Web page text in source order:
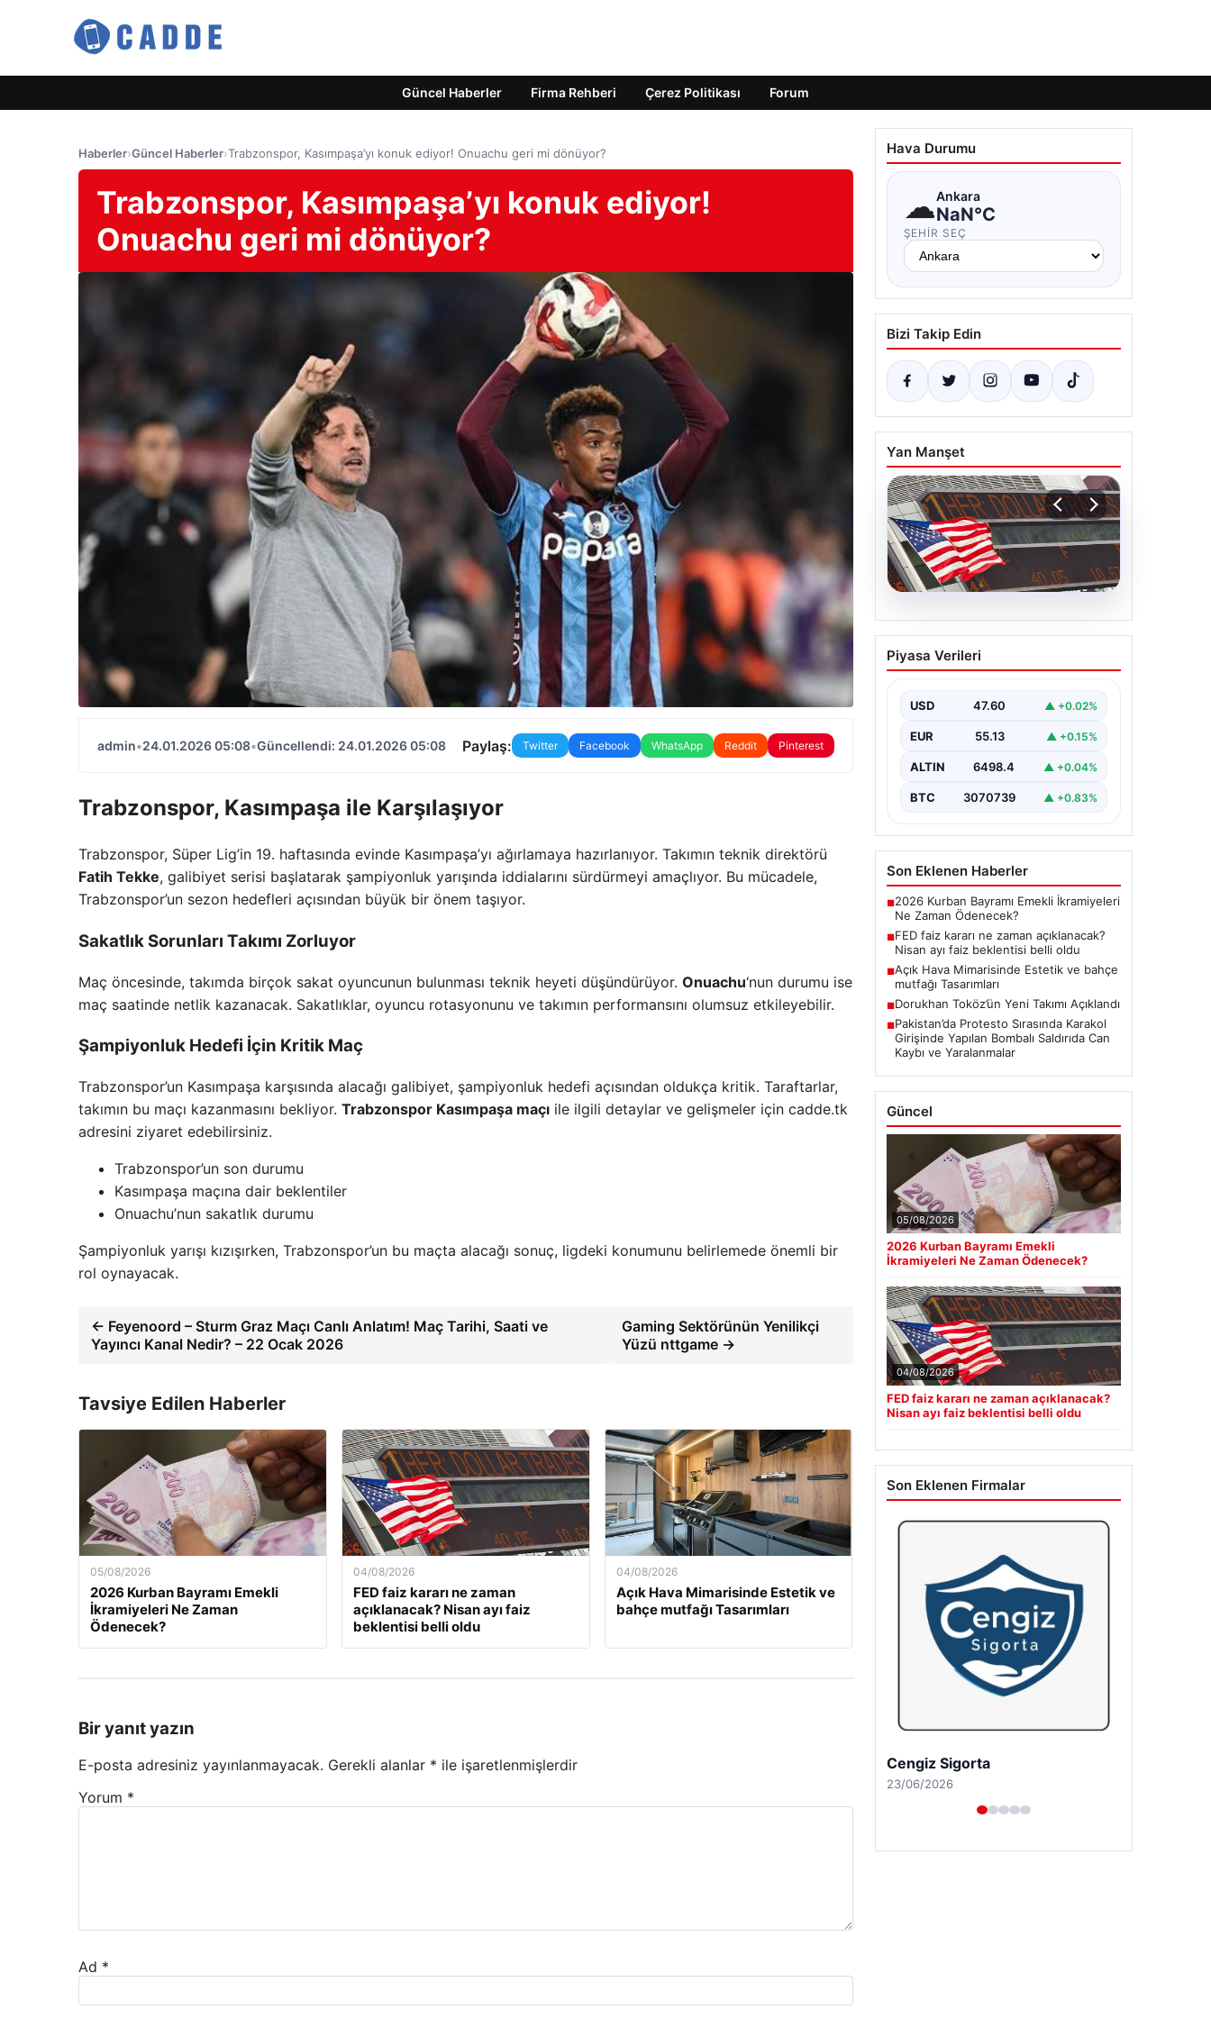
Güncel Haberler Firma Rehberi Çerez Politikası Forum
Haberler›Güncel Haberler›Trabzonspor, Kasımpaşa’yı konuk ediyor! Onuachu geri mi dönüyor?
Trabzonspor, Kasımpaşa’yı konuk ediyor!
Onuachu geri mi dönüyor?
admin•24.01.2026 05:08•Güncellendi: 24.01.2026 05:08 Paylaş: Twitter Facebook WhatsApp Reddit Pinterest
Trabzonspor, Kasımpaşa ile Karşılaşıyor
Trabzonspor, Süper Lig’in 19. haftasında evinde Kasımpaşa’yı ağırlamaya hazırlanıyor. Takımın teknik direktörü
Fatih Tekke, galibiyet serisi başlatarak şampiyonluk yarışında iddialarını sürdürmeyi amaçlıyor. Bu mücadele,
Trabzonspor’un sezon hedefleri açısından büyük bir önem taşıyor.
Sakatlık Sorunları Takımı Zorluyor
Maç öncesinde, takımda birçok sakat oyuncunun bulunması teknik heyeti düşündürüyor. Onuachu‘nun durumu ise
maç saatinde netlik kazanacak. Sakatlıklar, oyuncu rotasyonunu ve takımın performansını olumsuz etkileyebilir.
Şampiyonluk Hedefi İçin Kritik Maç
Trabzonspor’un Kasımpaşa karşısında alacağı galibiyet, şampiyonluk hedefi açısından oldukça kritik. Taraftarlar,
takımın bu maçı kazanmasını bekliyor. Trabzonspor Kasımpaşa maçı ile ilgili detaylar ve gelişmeler için cadde.tk
adresini ziyaret edebilirsiniz.
Trabzonspor’un son durumu
Kasımpaşa maçına dair beklentiler
Onuachu’nun sakatlık durumu
Şampiyonluk yarışı kızışırken, Trabzonspor’un bu maçta alacağı sonuç, ligdeki konumunu belirlemede önemli bir
rol oynayacak.
← Feyenoord – Sturm Graz Maçı Canlı Anlatım! Maç Tarihi, Saati ve
Yayıncı Kanal Nedir? – 22 Ocak 2026
Gaming Sektörünün Yenilikçi
Yüzü nttgame →
Tavsiye Edilen Haberler
05/08/2026
2026 Kurban Bayramı Emekli
İkramiyeleri Ne Zaman
Ödenecek?
04/08/2026
FED faiz kararı ne zaman
açıklanacak? Nisan ayı faiz
beklentisi belli oldu
04/08/2026
Açık Hava Mimarisinde Estetik ve
bahçe mutfağı Tasarımları
Bir yanıt yazın
E-posta adresiniz yayınlanmayacak. Gerekli alanlar * ile işaretlenmişlerdir
Yorum *
Ad *
Hava Durumu
☁Ankara
NaN°C
ŞEHIR SEÇ
Bizi Takip Edin
Yan Manşet
04.08.2026
FED faiz kararı ne zaman
açıklanacak? Nisan ayı
Piyasa Verileri
USD 47.60 ▲ +0.02%
EUR 55.13 ▲ +0.15%
ALTIN 6498.4 ▲ +0.04%
BTC 3070739 ▲ +0.83%
Son Eklenen Haberler
■2026 Kurban Bayramı Emekli İkramiyeleri
Ne Zaman Ödenecek?
■FED faiz kararı ne zaman açıklanacak?
Nisan ayı faiz beklentisi belli oldu
■Açık Hava Mimarisinde Estetik ve bahçe
mutfağı Tasarımları
■Dorukhan Toköz’ün Yeni Takımı Açıklandı
■Pakistan’da Protesto Sırasında Karakol
Girişinde Yapılan Bombalı Saldırıda Can
Kaybı ve Yaralanmalar
Güncel
05/08/2026
2026 Kurban Bayramı Emekli
İkramiyeleri Ne Zaman Ödenecek?
04/08/2026
FED faiz kararı ne zaman açıklanacak?
Nisan ayı faiz beklentisi belli oldu
Son Eklenen Firmalar
Hastaş Beton
26/05/2026